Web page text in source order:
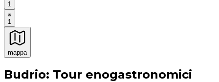
1
1
mappa
Esperienze culinarie indimenticabili: Esperienze
Budrio: Tour enogastronomici